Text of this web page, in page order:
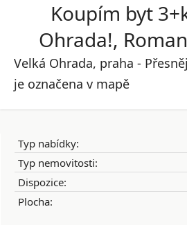
Koupím byt
Ohrada!,
Velká Ohrada, praha -
je označena v mapě
Typ nabídky:
Typ nemovitosti:
Dispozice:
Plocha: